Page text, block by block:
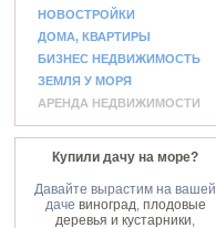
НОВОСТРОЙКИ
ДОМА, КВАРТИРЫ
БИЗНЕС НЕДВИЖИМОСТЬ
ЗЕМЛЯ У МОРЯ
АРЕНДА НЕДВИЖИМОСТИ
Купили дачу на море?
Давайте вырастим на вашей
даче виноград, плодовые
деревья и кустарники,